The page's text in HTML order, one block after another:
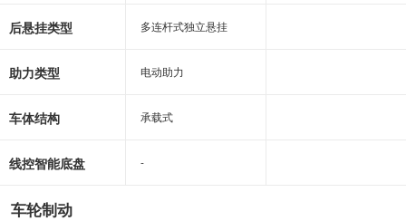
后悬挂类型 多连杆式独立悬挂
助力类型 电动助力
车体结构 承载式
线控智能底盘 -
车轮制动
多连杆式独立悬挂
电动助力
承载式
-